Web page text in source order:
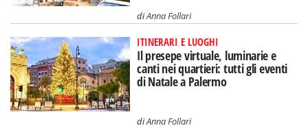
diAnna Follari
ITINERARI E LUOGHI
Il presepe virtuale, luminarie e
canti nei quartieri: tutti gli eventi
di Natale a Palermo
diAnna Follari